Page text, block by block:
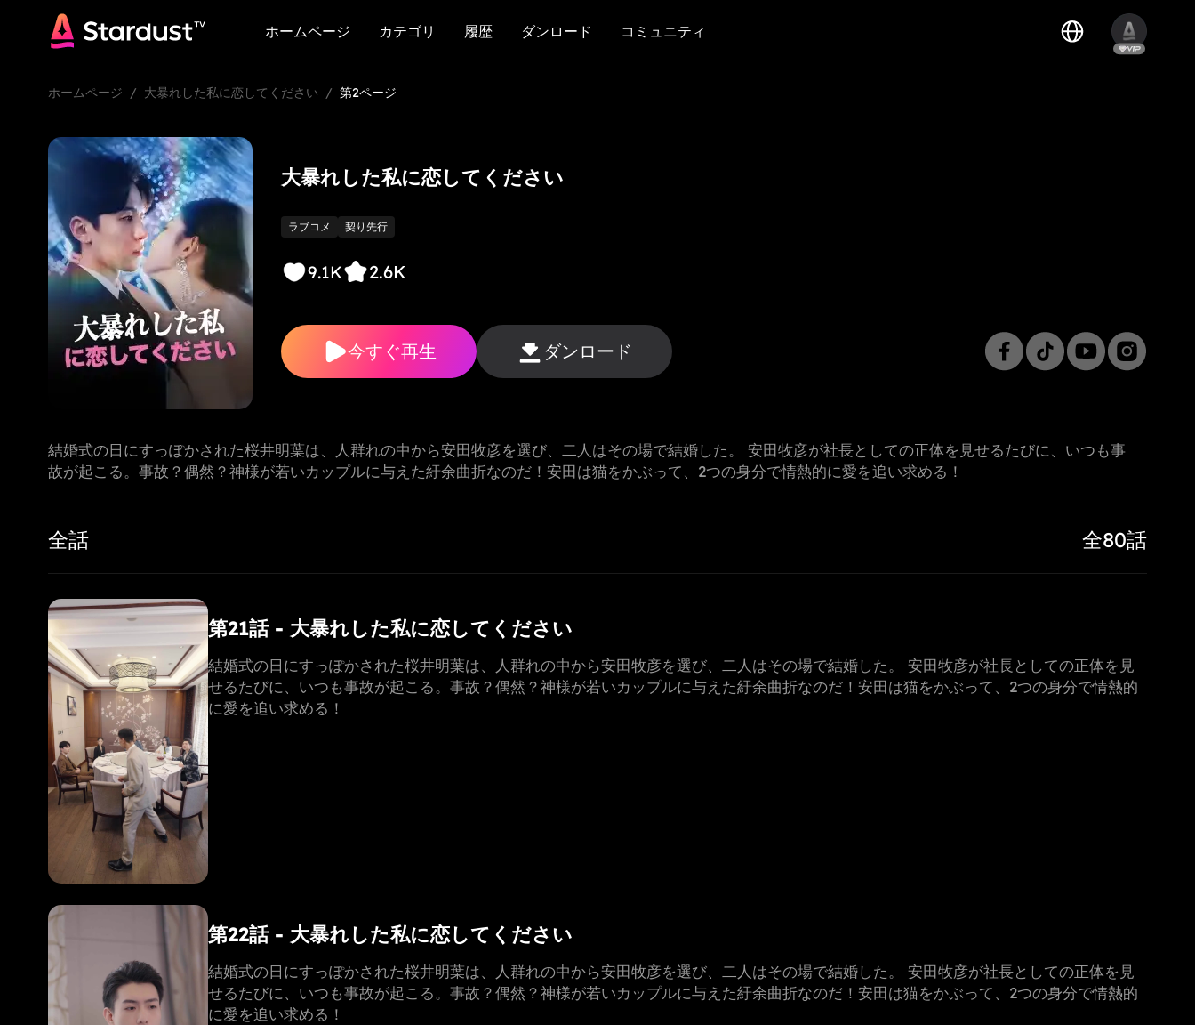
ホームページ
カテゴリ
履歴
ダンロード
コミュニティ
ホームページ / 大暴れした私に恋してください / 第2ページ
大暴れした私に恋してください
ラブコメ 契り先行
9.1K 2.6K
今すぐ再生 ダンロード
結婚式の日にすっぽかされた桜井明葉は、人群れの中から安田牧彦を選び、二人はその場で結婚した。 安田牧彦が社長としての正体を見せるたびに、いつも事
故が起こる。事故？偶然？神様が若いカップルに与えた紆余曲折なのだ！安田は猫をかぶって、2つの身分で情熱的に愛を追い求める！
全話 全80話
第21話 - 大暴れした私に恋してください
結婚式の日にすっぽかされた桜井明葉は、人群れの中から安田牧彦を選び、二人はその場で結婚した。 安田牧彦が社長としての正体を見
せるたびに、いつも事故が起こる。事故？偶然？神様が若いカップルに与えた紆余曲折なのだ！安田は猫をかぶって、2つの身分で情熱的
に愛を追い求める！
第22話 - 大暴れした私に恋してください
結婚式の日にすっぽかされた桜井明葉は、人群れの中から安田牧彦を選び、二人はその場で結婚した。 安田牧彦が社長としての正体を見
せるたびに、いつも事故が起こる。事故？偶然？神様が若いカップルに与えた紆余曲折なのだ！安田は猫をかぶって、2つの身分で情熱的
に愛を追い求める！